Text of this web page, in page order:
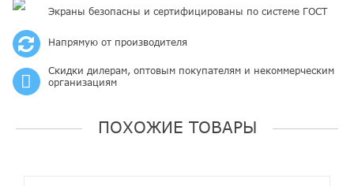
Экраны безопасны и сертифицированы по системе ГОСТ
Напрямую от производителя
Скидки дилерам, оптовым покупателям и некоммерческим
организациям
ПОХОЖИЕ ТОВАРЫ